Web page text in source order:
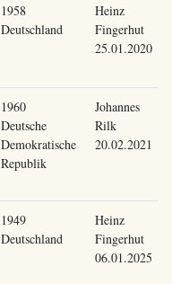
1958
Deutschland
Heinz
Fingerhut
25.01.2020
1960
Deutsche
Demokratische
Republik
Johannes
Rilk
20.02.2021
1949
Deutschland
Heinz
Fingerhut
06.01.2025